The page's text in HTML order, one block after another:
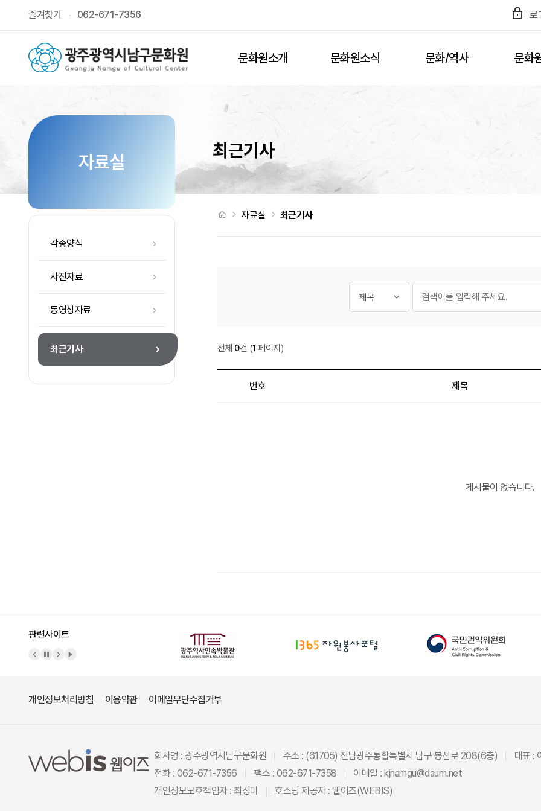
즐겨찾기 062-671-7356 로
문화원소개 문화원소식 문화/역사 문화
최근기사
처음으로
자료실 최근기사
최근기사
전체 0건 (1 페이지)
번호 제목
게시물이 없습니다.
자료실
각종양식
사진자료
동영상자료
최근기사
관련사이트
이전 배너
배너 정지
다음 배너
배너 재생
개인정보처리방침 이용약관 이메일무단수집거부
회사명 : 광주광역시남구문화원 주소 : (61705) 전남광주통합특별시 남구 봉선로 208(6층) 대표 :
전화 : 062-671-7356
팩스 : 062-671-7358
이메일 : kjnamgu@daum.net
개인정보보호책임자 : 최정미
호스팅 제공자 :웹이즈(WEBIS)